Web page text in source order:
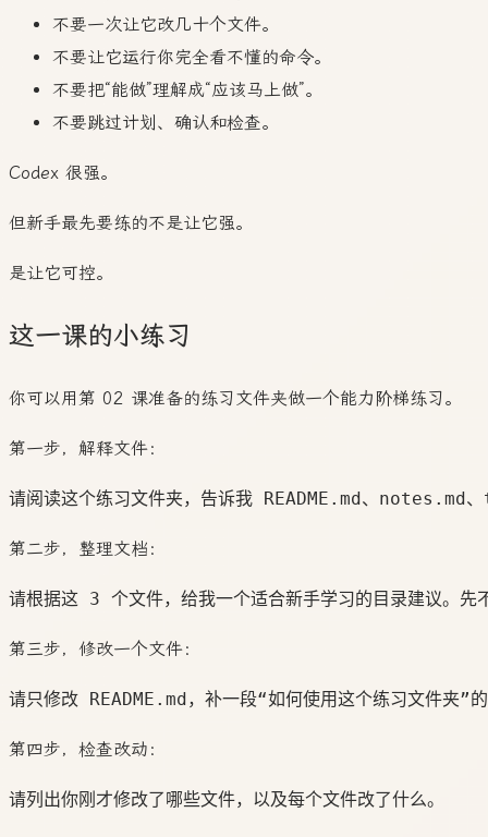
不要一次让它改几十个文件。
不要让它运行你完全看不懂的命令。
不要把“能做”理解成“应该马上做”。
不要跳过计划、确认和检查。
Codex 很强。
但新手最先要练的不是让它强。
是让它可控。
这一课的小练习
你可以用第 02 课准备的练习文件夹做一个能力阶梯练习。
第一步，解释文件：
第二步，整理文档：
第三步，修改一个文件：
第四步，检查改动：